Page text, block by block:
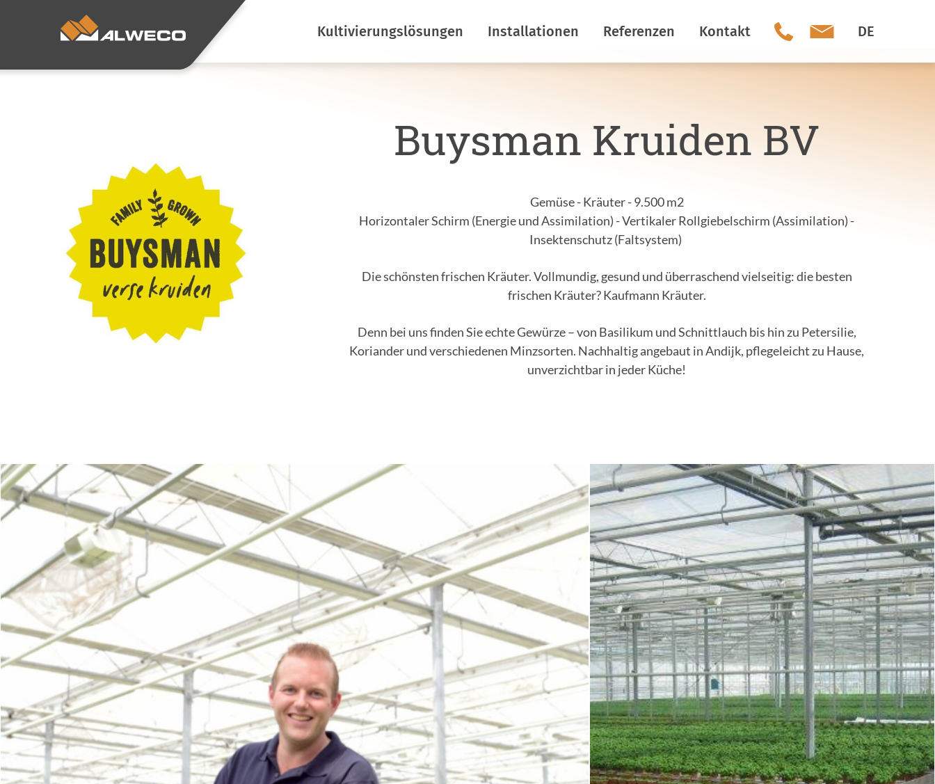
Kultivierungslösungen
Klimakontrolle
Verdunkelung
Atmosphäre schaffen
Insektenschutzgitter
Installationen
Insektenschutzgitter
Dachfirstschirme
Referenzen Kontakt
Soziale Medien
DE
Buysman Kruiden BV
Gemüse - Kräuter - 9.500 m2
Horizontaler Schirm (Energie und Assimilation) - Vertikaler Rollgiebelschirm (Assimilation) -
Insektenschutz (Faltsystem)
Die schönsten frischen Kräuter. Vollmundig, gesund und überraschend vielseitig: die besten
frischen Kräuter? Kaufmann Kräuter.
Denn bei uns finden Sie echte Gewürze – von Basilikum und Schnittlauch bis hin zu Petersilie,
Koriander und verschiedenen Minzsorten. Nachhaltig angebaut in Andijk, pflegeleicht zu Hause,
unverzichtbar in jeder Küche!